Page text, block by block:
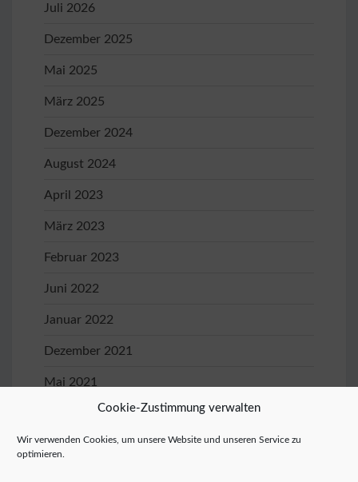
Cookie-Zustimmung verwalten
Wir verwenden Cookies, um unsere Website und unseren Service zu
optimieren.
Juli 2026
Dezember 2025
Mai 2025
März 2025
Dezember 2024
August 2024
April 2023
März 2023
Februar 2023
Juni 2022
Januar 2022
Dezember 2021
Mai 2021
April 2021
Januar 2020